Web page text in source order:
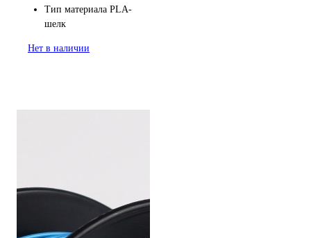
Тип материала PLA-
шелк
Нет в наличии